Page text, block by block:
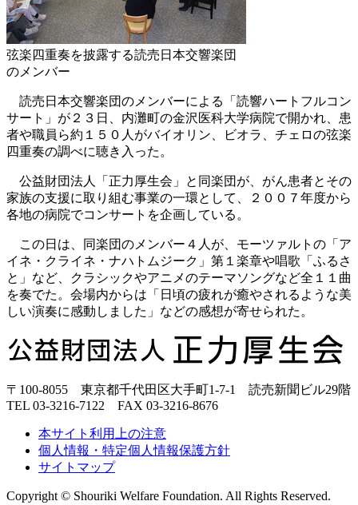
弦楽四重奏を披露する読売日本交響楽団
のメンバー
読売日本交響楽団のメンバーによる「読響ハートフルコン
サート」が２３日、内灘町の金沢医科大学病院で開かれ、患
者や職員ら約１５０人がバイオリン、ビオラ、チェロの弦楽
四重奏の調べに聴き入った。
公益財団法人「正力厚生会」と同楽団が、がん患者とその
家族の支援に取り組む事業の一環として、２００７年度から
各地の病院でコンサートを企画している。
この日は、同楽団のメンバー４人が、モーツァルトの「ア
イネ・クライネ・ナハトムジーク」第１楽章や唱歌「ふるさ
と」など、クラシックやアニメのテーマソングなど全１１曲
を奏でた。会場内からは「日頃の疲れが癒やされるような美
しい演奏に感動しました」などの感想が寄せられた。
生
〒100-8055 東京都千代田区大手町1-7-1 読売新聞ビル29階
TEL 03-3216-7122 FAX 03-3216-8676
本サイト利用上の注意
個人情報・特定個人情報保護方針
サイトマップ
Copyright © Shouriki Welfare Foundation. All Rights Reserved.